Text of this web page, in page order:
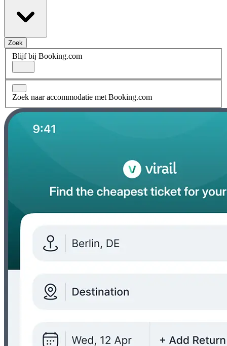
Zoek
Blijf bij Booking.com
Zoek naar accommodatie met Booking.com